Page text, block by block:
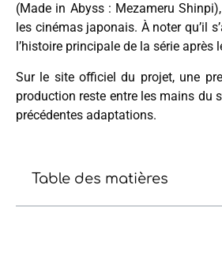
(Made in Abyss : Mezameru
les cinémas japonais. À noter qu’il
l’histoire principale de la série
Sur le site officiel du projet, une
production reste entre les mains du
précédentes adaptations.
Table des matières